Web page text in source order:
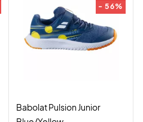
- 56%
Babolat Pulsion Junior